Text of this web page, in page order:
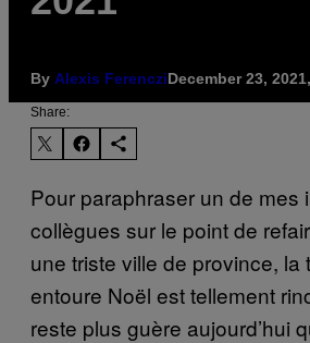
By Alexis FerencziDecember 23,
Share:
Pour paraphraser un de mes
collègues sur le point de
une triste ville de province, la
entoure Noël est tellement
reste plus guère aujourd’hui